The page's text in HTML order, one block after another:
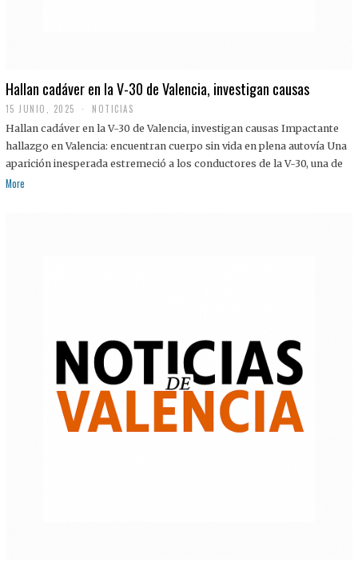
Hallan cadáver en la V-30 de Valencia, investigan causas
15 JUNIO, 2025 NOTICIAS
Hallan cadáver en la V-30 de Valencia, investigan causas Impactante
hallazgo en Valencia: encuentran cuerpo sin vida en plena autovía Una
aparición inesperada estremeció a los conductores de la V-30, una de
More